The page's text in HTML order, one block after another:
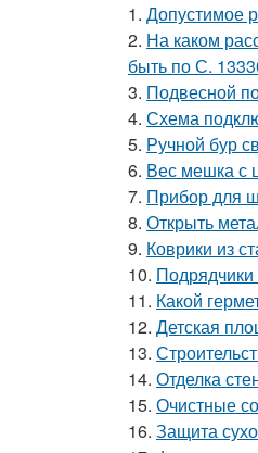
1. Допустимое
2. На каком
быть по С.
3. Подвесной
4. Схема
5. Ручной бур
6. Вес мешка с
7. Прибор для
8. Открыть
9. Коврики из
10. Подрядчики
11. Какой
12. Детская
13.
14. Отделка
15. Очистные
16. Защита